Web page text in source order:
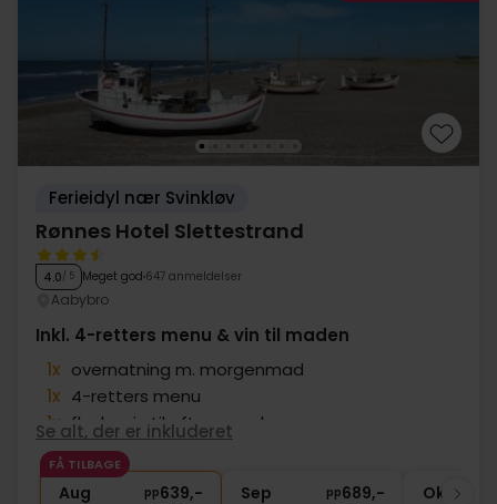
Ferieidyl nær Svinkløv
Rønnes Hotel Slettestrand
4.0/ 5 Meget god 647 anmeldelser
Aabybro
Inkl. 4-retters menu & vin til maden
1x overnatning m. morgenmad
1x 4-retters menu
1x flaske vin til aftensmaden
1x kaffe og te
∞ Gratis parkering
Se alt, der er inkluderet
FÅ TILBAGE
Aug pp639,- Sep pp689,- Okt